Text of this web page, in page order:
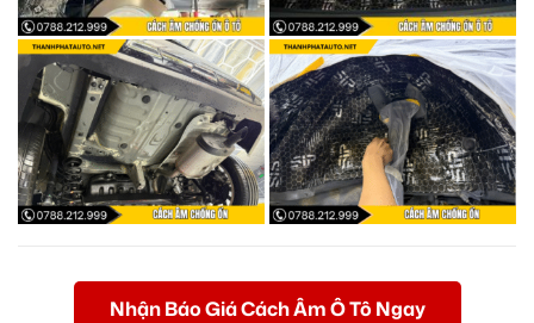
Nhận Báo Giá Cách Âm Ô Tô Ngay